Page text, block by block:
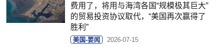
费用了，将用与海湾各国“规模极其巨大”
的贸易投资协议取代，“美国再次赢得了
胜利”
美国-要闻 2026-07-15